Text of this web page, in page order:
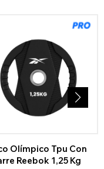
Olímpico Tpu Con
Reebok 1,25 Kg